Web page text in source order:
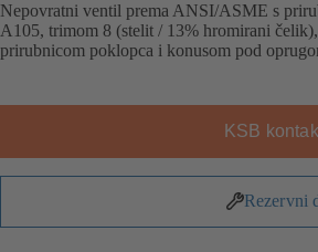
Nepovratni ventil prema ANSI/ASME s
A105, trimom 8 (stelit / 13% hromirani
prirubnicom poklopca i konusom pod
KSB
Rezervni